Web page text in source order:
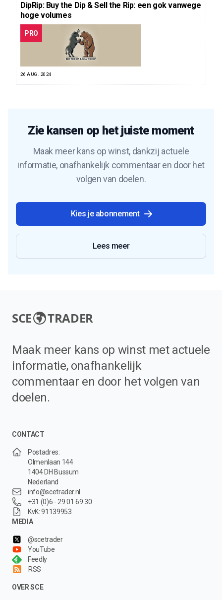
DipRip: Buy the Dip & Sell the Rip: een gok vanwege
hoge volumes
PRO
26 AUG. 2024
Zie kansen op het juiste moment
Maak meer kans op winst, dankzij actuele
informatie, onafhankelijk commentaar en door het
volgen van doelen.
Kies je abonnement
Lees meer
SCE TRADER
Maak meer kans op winst met actuele
informatie, onafhankelijk
commentaar en door het volgen van
doelen.
CONTACT
Postadres:
Olmenlaan 144
1404 DH Bussum
Nederland
info@scetrader.nl
+31 (0)6 - 29 01 69 30
KvK: 91139953
MEDIA
@scetrader
YouTube
Feedly
RSS
OVER SCE